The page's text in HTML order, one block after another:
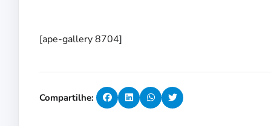
[ape-gallery 8704]
Compartilhe: